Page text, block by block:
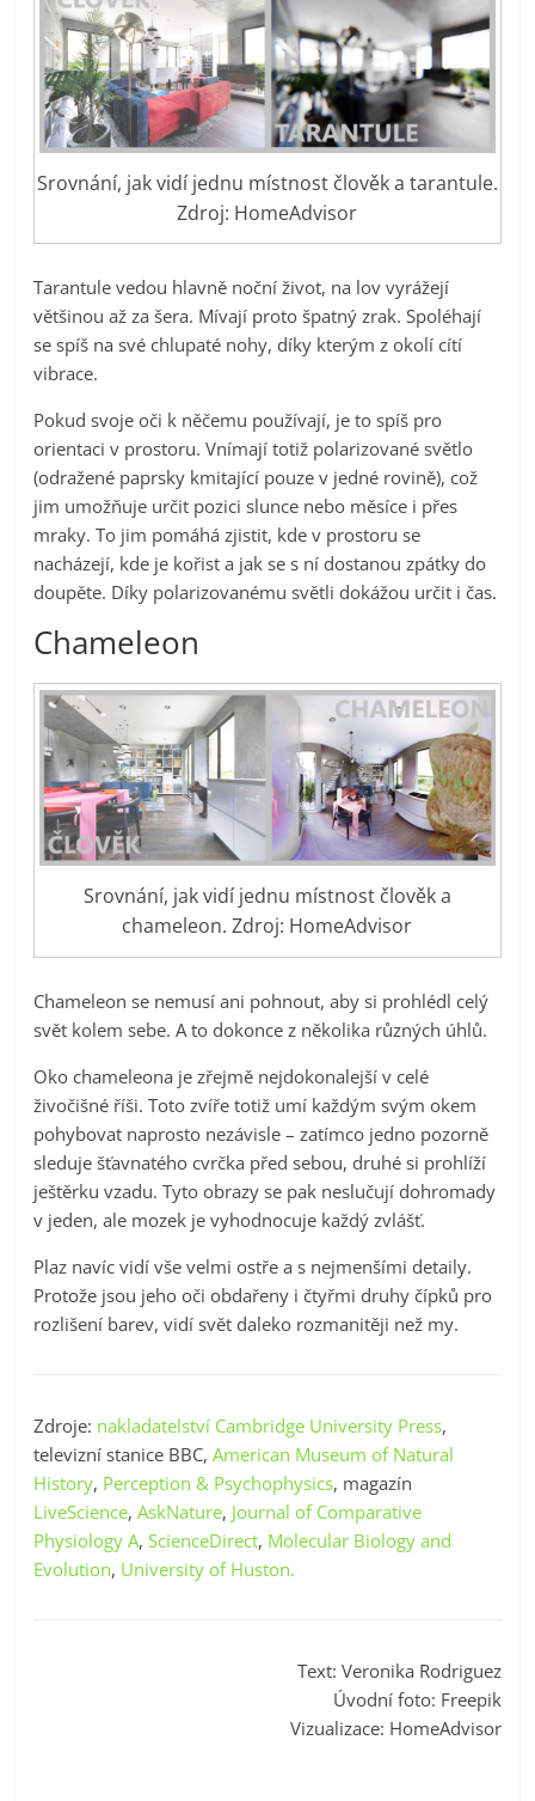
Srovnání, jak vidí jednu místnost člověk a tarantule.
Zdroj: HomeAdvisor
Tarantule vedou hlavně noční život, na lov vyrážejí
většinou až za šera. Mívají proto špatný zrak. Spoléhají
se spíš na své chlupaté nohy, díky kterým z okolí cítí
vibrace.
Pokud svoje oči k něčemu používají, je to spíš pro
orientaci v prostoru. Vnímají totiž polarizované světlo
(odražené paprsky kmitající pouze v jedné rovině), což
jim umožňuje určit pozici slunce nebo měsíce i přes
mraky. To jim pomáhá zjistit, kde v prostoru se
nacházejí, kde je kořist a jak se s ní dostanou zpátky do
doupěte. Díky polarizovanému světli dokážou určit i čas.
Chameleon
Srovnání, jak vidí jednu místnost člověk a
chameleon. Zdroj: HomeAdvisor
Chameleon se nemusí ani pohnout, aby si prohlédl celý
svět kolem sebe. A to dokonce z několika různých úhlů.
Oko chameleona je zřejmě nejdokonalejší v celé
živočišné říši. Toto zvíře totiž umí každým svým okem
pohybovat naprosto nezávisle – zatímco jedno pozorně
sleduje šťavnatého cvrčka před sebou, druhé si prohlíží
ještěrku vzadu. Tyto obrazy se pak neslučují dohromady
v jeden, ale mozek je vyhodnocuje každý zvlášť.
Plaz navíc vidí vše velmi ostře a s nejmenšími detaily.
Protože jsou jeho oči obdařeny i čtyřmi druhy čípků pro
rozlišení barev, vidí svět daleko rozmanitěji než my.
Zdroje: nakladatelství Cambridge University Press,
televizní stanice BBC,American Museum of Natural
History, Perception & Psychophysics, magazín
LiveScience,AskNature, Journal of Comparative
Physiology A,ScienceDirect, Molecular Biology and
Evolution, University of Huston.
Text: Veronika Rodriguez
Úvodní foto: Freepik
Vizualizace: HomeAdvisor